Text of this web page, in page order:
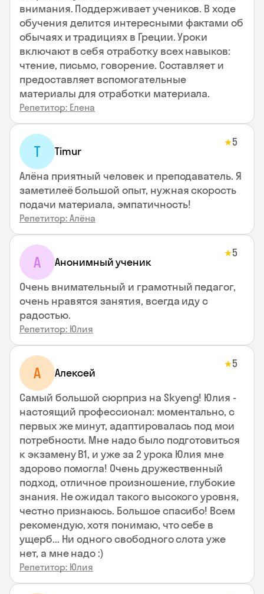
внимания. Поддерживает учеников. В ходе
обучения делится интересными фактами об
обычаях и традициях в Греции. Уроки
включают в себя отработку всех навыков:
чтение, письмо, говорение. Составляет и
предоставляет вспомогательные
материалы для отработки материала.
Репетитор: Елена
T Timur
★5
Алёна приятный человек и преподаватель. Я
заметилеё большой опыт, нужная скорость
подачи материала, эмпатичность!
Репетитор: Алёна
А Анонимный ученик
★5
Очень внимательный и грамотный педагог,
очень нравятся занятия, всегда иду с
радостью.
Репетитор: Юлия
А Алексей
★5
Самый большой сюрприз на Skyeng! Юлия -
настоящий профессионал: моментально, с
первых же минут, адаптировалась под мои
потребности. Мне надо было подготовиться
к экзамену В1, и уже за 2 урока Юлия мне
здорово помогла! Очень дружественный
подход, отличное произношение, глубокие
знания. Не ожидал такого высокого уровня,
честно признаюсь. Большое спасибо! Всем
рекомендую, хотя понимаю, что себе в
ущерб... Ни одного свободного слота уже
нет, а мне надо :)
Репетитор: Юлия